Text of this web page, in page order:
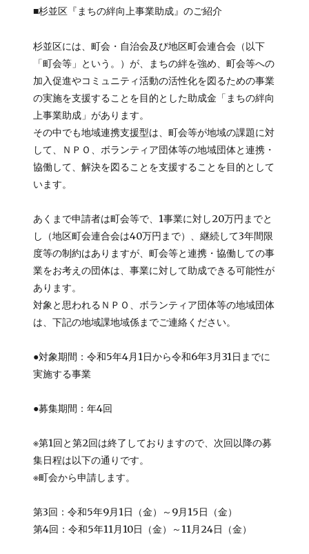
■杉並区『まちの絆向上事業助成』のご紹介
杉並区には、町会・自治会及び地区町会連合会（以下
「町会等」という。）が、まちの絆を強め、町会等への
加入促進やコミュニティ活動の活性化を図るための事業
の実施を支援することを目的とした助成金「まちの絆向
上事業助成」があります。
その中でも地域連携支援型は、町会等が地域の課題に対
して、ＮＰＯ、ボランティア団体等の地域団体と連携・
協働して、解決を図ることを支援することを目的として
います。
あくまで申請者は町会等で、1事業に対し20万円までと
し（地区町会連合会は40万円まで）、継続して3年間限
度等の制約はありますが、町会等と連携・協働しての事
業をお考えの団体は、事業に対して助成できる可能性が
あります。
対象と思われるＮＰＯ、ボランティア団体等の地域団体
は、下記の地域課地域係までご連絡ください。
●対象期間：令和5年4月1日から令和6年3月31日までに
実施する事業
●募集期間：年4回
※第1回と第2回は終了しておりますので、次回以降の募
集日程は以下の通りです。
※町会から申請します。
第3回：令和5年9月1日（金）～9月15日（金）
第4回：令和5年11月10日（金）～11月24日（金）